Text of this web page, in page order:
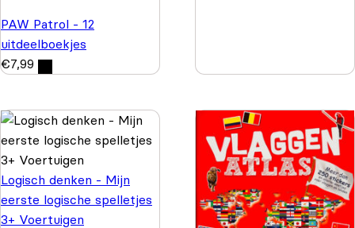
PAW Patrol - 12
uitdeelboekjes
€7,99
Logisch denken - Mijn
eerste logische spelletjes
3+ Voertuigen